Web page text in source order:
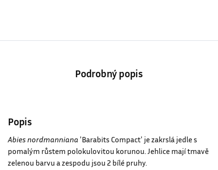
Podrobný popis
Popis
Abies nordmanniana ′Barabits Compact′ je zakrslá jedle s
pomalým růstem polokulovitou korunou. Jehlice mají tmavě
zelenou barvu a zespodu jsou 2 bílé pruhy.